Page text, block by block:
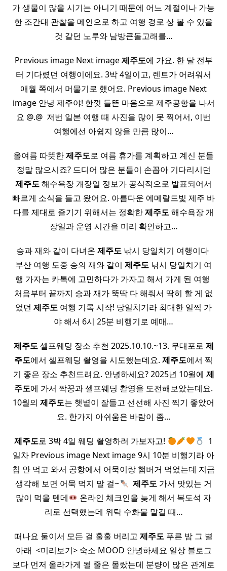
가 생물이 많을 시기는 아니기 때문에 어느 계절이나 가능
한 조간대 관찰을 메인으로 하고 여행 경로 상 볼 수 있을
것 같던 노루와 남방큰돌고래를…
Previous image Next image제주도에 가요. 한 달 전부
터 기다렸던 여행이에요. 3박 4일이고, 렌트가 어려워서
애월 쪽에서 머물기로 했어요. Previous image Next
image 안녕 제주야! 한껏 들뜬 마음으로 제주공항을 나서
요 @.@ ​ 저번 일본 여행 때 사진을 많이 못 찍어서, 이번
여행에선 아쉽지 않을 만큼 많이…
올여름 따뜻한제주도로 여름 휴가를 계획하고 계신 분들
정말 많으시죠? 드디어 많은 분들이 손꼽아 기다리시던
제주도해수욕장 개장일 정보가 공식적으로 발표되어서
빠르게 소식을 들고 왔어요. 아름다운 에메랄드빛 제주 바
다를 제대로 즐기기 위해서는 정확한제주도해수욕장 개
장일과 운영 시간을 미리 확인하고…
승과 재와 같이 다녀온 제주도 낚시 당일치기 여행이다 ​
부산 여행 도중 승의 재와 같이 제주도 낚시 당일치기 여
행 가자는 카톡에 고민하다가 가자고 해서 가게 된 여행 ​
처음부터 끝까지 승과 재가 뚝딱 다 해줘서 딱히 할 게 없
었던 제주도 여행 기록 시작! 당일치기라 최대한 일찍 가
야 해서 6시 25분 비행기로 예매…
제주도셀프웨딩 장소 추천 2025.10.10.~13. 무대포로 제
주도에서 셀프웨딩 촬영을 시도했는데요. 제주도에서 찍
기 좋은 장소 추천드려요. 안녕하세요? 2025년 10월에 제
주도에 가서 짝꿍과 셀프웨딩 촬영을 도전해보았는데요.
10월의 제주도는 햇볕이 잘들고 선선해 사진 찍기 좋았어
요. 한가지 아쉬움은 바람이 좀…
제주도로 3박 4일 웨딩 촬영하러 가보자고!
​ 1
일차 Previous image Next image 9시 10분 비행기라 아
침 안 먹고 와서 공항에서 어묵이랑 햄버거 먹었는데 지금
생각해 보면 어묵 먹지 말 걸~
제주도가서 맛있는 거
많이 먹을 텐데
온라인 체크인을 늦게 해서 복도석 자
리로 선택했는데 위탁 수화물 맡길 때…
떠나요 둘이서 모든 걸 훌훌 버리고 제주도 푸른 밤 그 별
아래 ​ <미리보기> 숙소 MOOD 안녕하세요 일상 블로그
보다 먼저 올라가게 될 줄은 몰랐는데 분량이 많은 관계로